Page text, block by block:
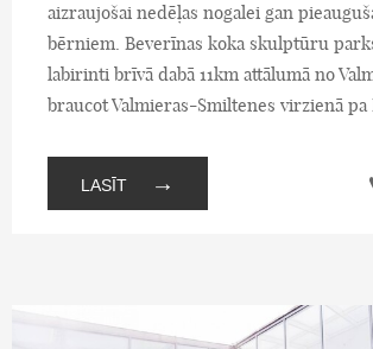
aizraujošai nedēļas nogalei gan
bērniem. Beverīnas koka skulptūru
labirinti brīvā dabā 11km attālumā no
braucot Valmieras-Smiltenes virzienā pa
LASĪT →